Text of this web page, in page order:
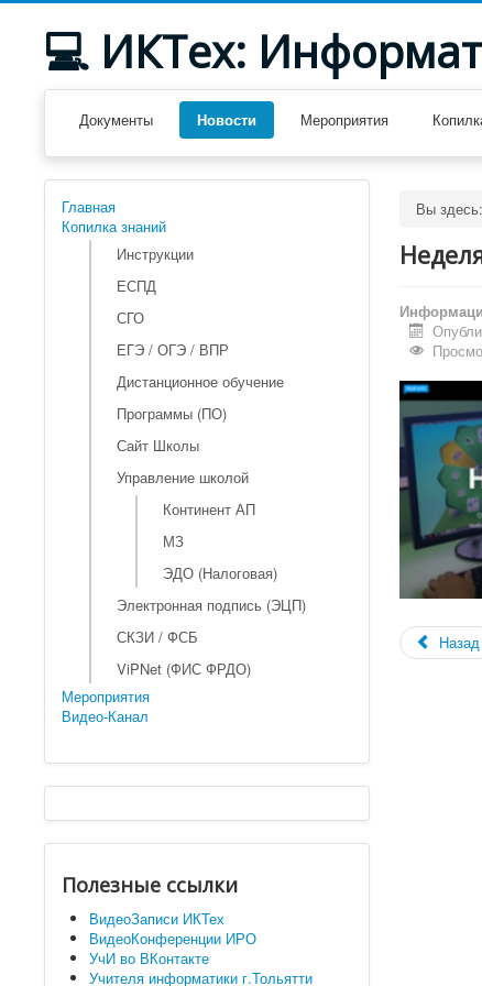
💻 ИКТех:
Документы Новости Мероприятия
Главная
Копилка знаний
Инструкции
ЕСПД
СГО
ЕГЭ / ОГЭ / ВПР
Дистанционное обучение
Программы (ПО)
Сайт Школы
Управление школой
Континент АП
МЗ
ЭДО (Налоговая)
Электронная подпись (ЭЦП)
СКЗИ / ФСБ
ViPNet (ФИС ФРДО)
Мероприятия
Видео-Канал
Полезные ссылки
ВидеоЗаписи ИКТех
ВидеоКонференции ИРО
УчИ во ВКонтакте
Учителя информатики г.Тольятти
Вы здесь:
Назад